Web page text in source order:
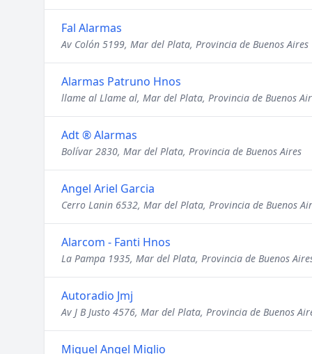
Fal Alarmas
Av Colón 5199, Mar del Plata, Provincia de Buenos Aires
Alarmas Patruno Hnos
llame al Llame al, Mar del Plata, Provincia de Buenos
Adt ® Alarmas
Bolívar 2830, Mar del Plata, Provincia de Buenos Aires
Angel Ariel Garcia
Cerro Lanin 6532, Mar del Plata, Provincia de Buenos
Alarcom - Fanti Hnos
La Pampa 1935, Mar del Plata, Provincia de Buenos
Autoradio Jmj
Av J B Justo 4576, Mar del Plata, Provincia de Buenos
Miguel Angel Miglio